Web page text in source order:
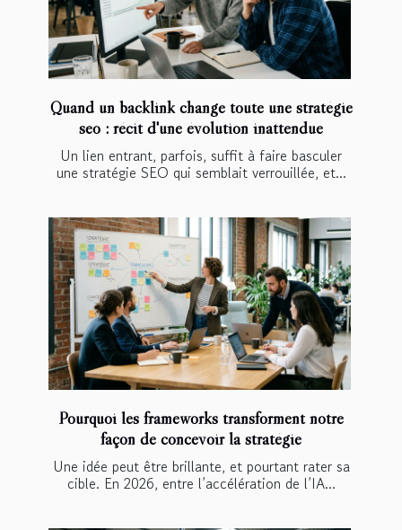
Quand un backlink change toute une stratégie
seo : récit d'une évolution inattendue
Un lien entrant, parfois, suffit à faire basculer
une stratégie SEO qui semblait verrouillée, et...
Pourquoi les frameworks transforment notre
façon de concevoir la stratégie
Une idée peut être brillante, et pourtant rater sa
cible. En 2026, entre l’accélération de l’IA...